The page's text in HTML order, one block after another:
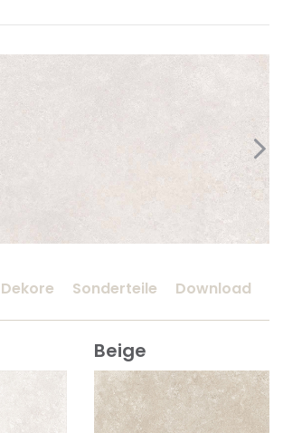
Dekore Sonderteile Download
Beige